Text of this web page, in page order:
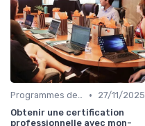
Programmes de certification •
27/11/2025
Obtenir une certification
professionnelle avec mon-